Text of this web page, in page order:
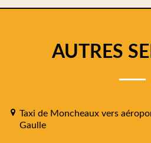
AUTRES
Taxi de Moncheaux vers
Gaulle